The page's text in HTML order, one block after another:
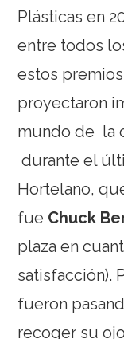
Plásticas en
entre todos
estos
proyectaron
mundo de la
durante el
Hortelano,
fue Chuck
plaza en
satisfacción).
fueron
recoger su